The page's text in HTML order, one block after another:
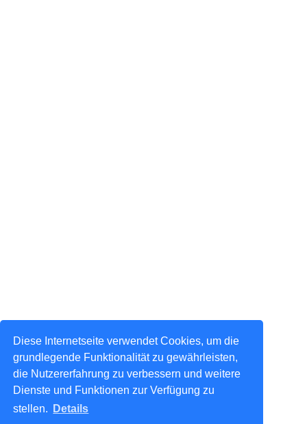
Diese Internetseite verwendet Cookies, um die
grundlegende Funktionalität zu gewährleisten,
die Nutzererfahrung zu verbessern und weitere
Dienste und Funktionen zur Verfügung zu
stellen.
Details